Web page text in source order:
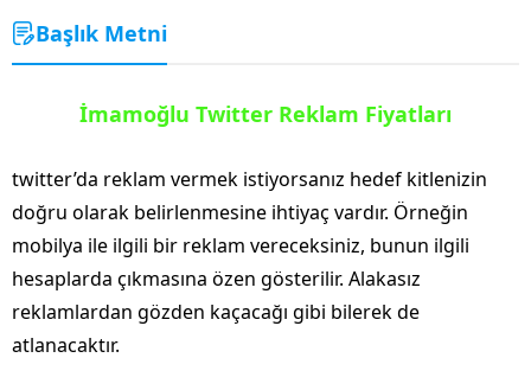
Başlık Metni
İmamoğlu Twitter Reklam Fiyatları
twitter’da reklam vermek istiyorsanız hedef kitlenizin
doğru olarak belirlenmesine ihtiyaç vardır. Örneğin
mobilya ile ilgili bir reklam vereceksiniz, bunun ilgili
hesaplarda çıkmasına özen gösterilir. Alakasız
reklamlardan gözden kaçacağı gibi bilerek de
atlanacaktır.